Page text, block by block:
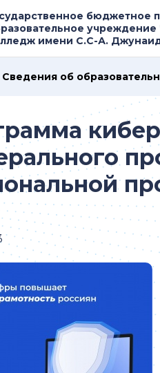
бюджетное
имени С.С-А.
Сведения об